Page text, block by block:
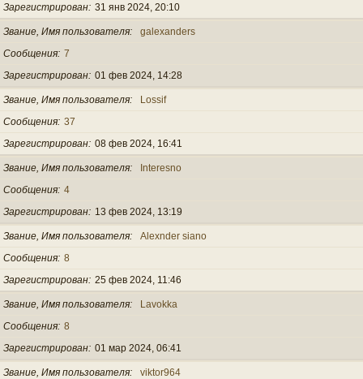
Зарегистрирован 31 янв 2024, 20:10
Звание, Имя пользователя
galexanders
Сообщения 7
Зарегистрирован 01 фев 2024, 14:28
Звание, Имя пользователя
Lossif
Сообщения 37
Зарегистрирован 08 фев 2024, 16:41
Звание, Имя пользователя
Interesno
Сообщения 4
Зарегистрирован
13 фев 2024, 13:19
Звание, Имя пользователя
Alexnder siano
Сообщения 8
Зарегистрирован 25 фев 2024, 11:46
Звание, Имя пользователя
Lavokka
Сообщения 8
Зарегистрирован 01 мар 2024, 06:41
Звание, Имя пользователя
viktor964